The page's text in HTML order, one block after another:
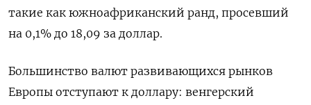
такие как южноафриканский ранд, просевший
на 0,1% до 18,09 за доллар.
Большинство валют развивающихся рынков
Европы отступают к доллару: венгерский